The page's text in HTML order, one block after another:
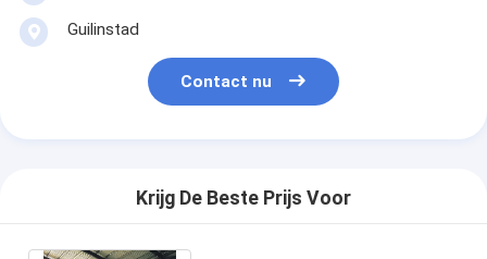
Guilinstad
Contact nu
Krijg De Beste Prijs Voor